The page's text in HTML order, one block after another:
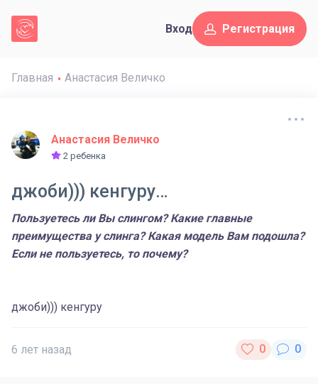
Вход Регистрация
Главная Анастасия Величко
Анастасия Величко
2 ребенка
джоби))) кенгуру…
Пользуетесь ли Вы слингом? Какие главные
преимущества у слинга? Какая модель Вам подошла?
Если не пользуетесь, то почему?
джоби))) кенгуру
6 лет назад